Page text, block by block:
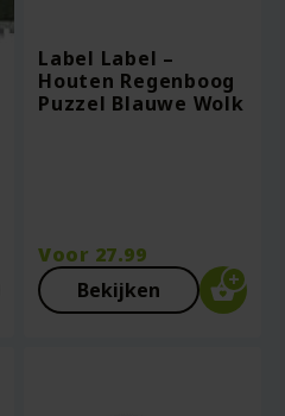
Label Label –
Houten Regenboog
Puzzel Blauwe Wolk
Voor 27.99
Bekijken